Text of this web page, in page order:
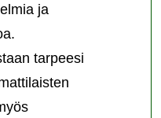
ja
tarpeesi